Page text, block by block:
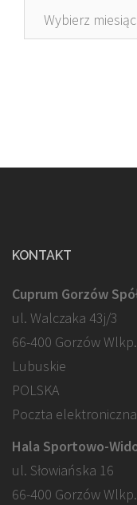
Archiwa
KONTAKT
Cuprum Gorzów
ul. Walczaka 43j/3
66-400 Gorzów Wlkp.
Lubuskie
POLSKA
Poczta
Hala Sportowo-
ul. Słowiańska 16
66-400 Gorzów Wlkp.